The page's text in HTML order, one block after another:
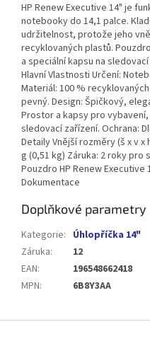
HP Renew Executive 14" je
notebooky do 14,1 palce.
udržitelnost, protože jeho
recyklovaných plastů.
a speciální kapsu na
Hlavní Vlastnosti Určení:
Materiál: 100 %
pevný. Design: Špičkový,
Prostor a kapsy pro
sledovací zařízení. Ochrana:
Detaily Vnější rozměry (š x v x
g (0,51 kg) Záruka: 2 roky
Pouzdro HP Renew Executive
Dokumentace
Doplňkové parametry
Kategorie: Úhlopříčka 14"
Záruka:
12
EAN:
196548662418
MPN: 6B8Y3AA